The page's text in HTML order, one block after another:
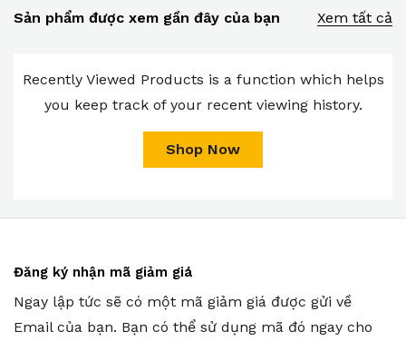
Sản phẩm được xem gần đây của bạn Xem tất cả
Recently Viewed Products is a function which helps
you keep track of your recent viewing history.
Shop Now
Đăng ký nhận mã giảm giá
Ngay lập tức sẽ có một mã giảm giá được gửi về
Email của bạn. Bạn có thể sử dụng mã đó ngay cho